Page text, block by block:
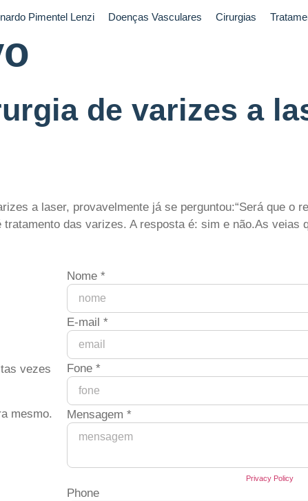
Pimentel Lenzi Doenças Vasculares Cirurgias
de varizes a
a laser, provavelmente já se perguntou:“Será que o
das varizes. A resposta é: sim e não.As veias
vezes
mesmo.
Nome *
E-mail *
Fone *
Mensagem *
Privacy Policy
Phone